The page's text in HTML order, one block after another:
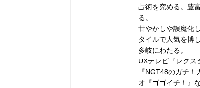
占術を究める。豊
る。
甘やかしや誤魔化
タイルで人気を博
多岐にわたる。
UXテレビ『レクス
『NGT48のガチ
オ『ゴゴイチ！』